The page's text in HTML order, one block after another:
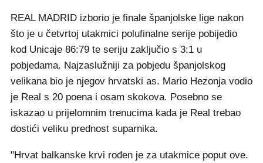
REAL MADRID izborio je finale španjolske lige nakon
što je u četvrtoj utakmici polufinalne serije pobijedio
kod Unicaje 86:79 te seriju zaključio s 3:1 u
pobjedama. Najzaslužniji za pobjedu španjolskog
velikana bio je njegov hrvatski as. Mario Hezonja vodio
je Real s 20 poena i osam skokova. Posebno se
iskazao u prijelomnim trenucima kada je Real trebao
dostići veliku prednost suparnika.
"Hrvat balkanske krvi rođen je za utakmice poput ove.